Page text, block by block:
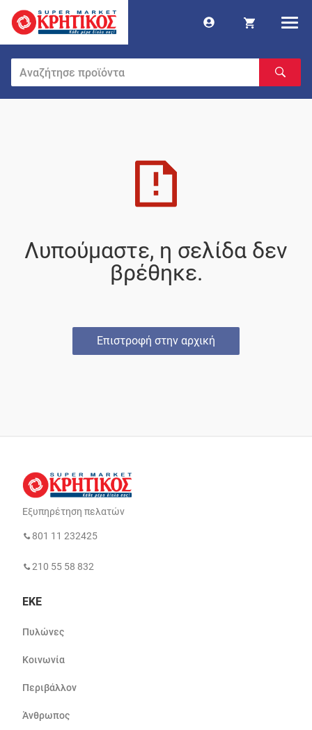
Λυπούμαστε, η σελίδα δεν
βρέθηκε.
Επιστροφή στην αρχική
Εξυπηρέτηση πελατών
801 11 232425
210 55 58 832
ΕΚΕ
Πυλώνες
Κοινωνία
Περιβάλλον
Άνθρωπος